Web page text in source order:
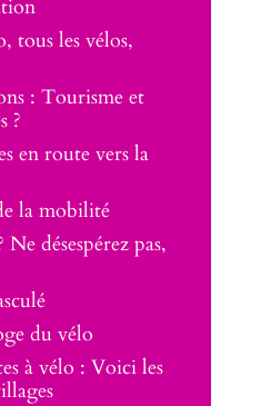
tous les vélos,
: Tourisme et
?
en route vers la
la mobilité
désespérez pas,
du vélo
à vélo : Voici les